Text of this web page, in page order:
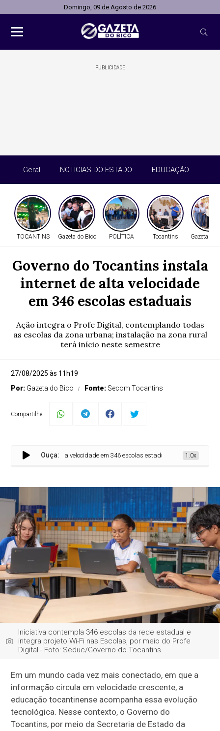
Domingo, 09 de Agosto de 2026
PUBLICIDADE
Geral NOTICIAS DO ESTADO EDUCAÇÃO
TOCANTINS Gazeta do Bico POLÍTICA Tocantins Gazeta do
Governo do Tocantins instala
internet de alta velocidade
em 346 escolas estaduais
Ação integra o Profe Digital, contemplando todas
as escolas da zona urbana; instalação na zona rural
terá início neste semestre
27/08/2025 às 11h19
Por: Gazeta do Bico Fonte: Secom Tocantins
Compartilhe:
Ouça:
internet de alta velocidade em 346 escolas estaduais 1.0x
Iniciativa contempla 346 escolas da rede estadual e
integra projeto Wi-Fi nas Escolas, por meio do Profe
Digital - Foto: Seduc/Governo do Tocantins
Em um mundo cada vez mais conectado, em que a
informação circula em velocidade crescente, a
educação tocantinense acompanha essa evolução
tecnológica. Nesse contexto, o Governo do
Tocantins, por meio da Secretaria de Estado da